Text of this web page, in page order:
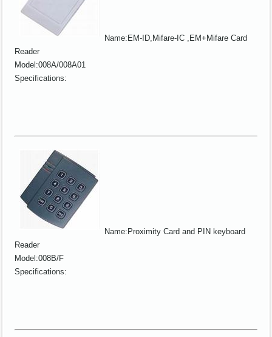
Name:EM-ID,Mifare-IC ,EM+Mifare Card
Reader
Model:008A/008A01
Specifications:
Name:Proximity Card and PIN keyboard
Reader
Model:008B/F
Specifications: